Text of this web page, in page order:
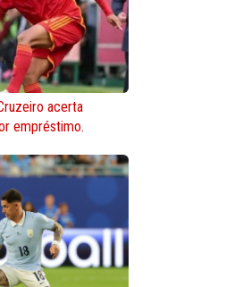
acerta
empréstimo.